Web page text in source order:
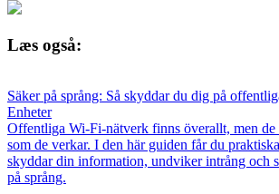
Læs også:
Säker på språng: Så skyddar du dig på
Enheter
Offentliga Wi-Fi-nätverk finns överallt, men de
som de verkar. I den här guiden får du
skyddar din information, undviker intrång och
på språng.